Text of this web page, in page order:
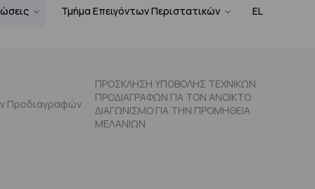
Τμήμα Επειγόντων Περιστατικών EL
Προδιαγραφών
ΠΡΟΣΚΛΗΣΗ ΥΠΟΒΟΛΗΣ ΤΕΧΝΙΚΩΝ
ΠΡΟΔΙΑΓΡΑΦΩΝ ΓΙΑ ΤΟΝ ΑΝΟΙΚΤΟ
ΔΙΑΓΩΝΙΣΜΟ ΓΙΑ ΤΗΝ ΠΡΟΜΗΘΕΙΑ
ΜΕΛΑΝΙΩΝ